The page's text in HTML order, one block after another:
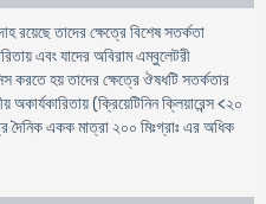
রয়েছে তাদের ক্ষেত্রে বিশেষ সতর্কতা
এবং যাদের অবিরাম এম্বুলেটরী
করতে হয় তাদের ক্ষেত্রে ঔষধটি সতর্কতার
(ক্রিয়েটিনিন ক্লিয়ারেন্স <২০
দৈনিক একক মাত্রা ২০০ মিঃগ্রাঃ এর অধিক